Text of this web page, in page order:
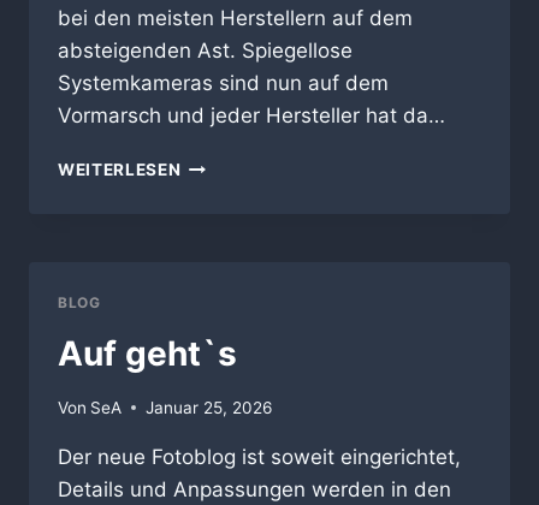
bei den meisten Herstellern auf dem
absteigenden Ast. Spiegellose
Systemkameras sind nun auf dem
Vormarsch und jeder Hersteller hat da…
WEITERLESEN EINE
BLOG
Auf geht`s
Von SeA Januar 25, 2026
Der neue Fotoblog ist soweit eingerichtet,
Details und Anpassungen werden in den